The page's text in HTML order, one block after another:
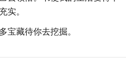
实。
宝藏待你去挖掘。